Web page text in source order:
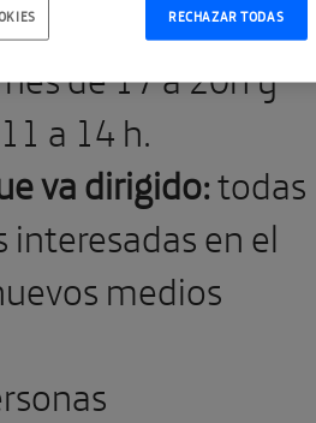
de 17 a 20h y
a 14 h.
va dirigido:todas
interesadas en el
medios
RECHAZAR TODAS